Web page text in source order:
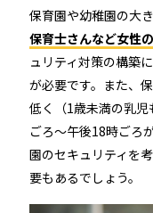
保育園や幼稚園の大
保育士さんなど女性
ュリティ対策の構築
が必要です。また、
低く（1歳未満の乳
ごろ～午後18時ごろ
園のセキュリティを
要もあるでしょう。
他社スマート
API連携
製品ラインナッ
RemoteLOCK
RemoteLOCK
利用事例
利用事例トップ
事例一覧
宿泊施設
導入の
料金
取付工事